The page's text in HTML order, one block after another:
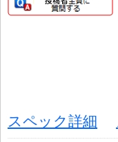
スペック詳細